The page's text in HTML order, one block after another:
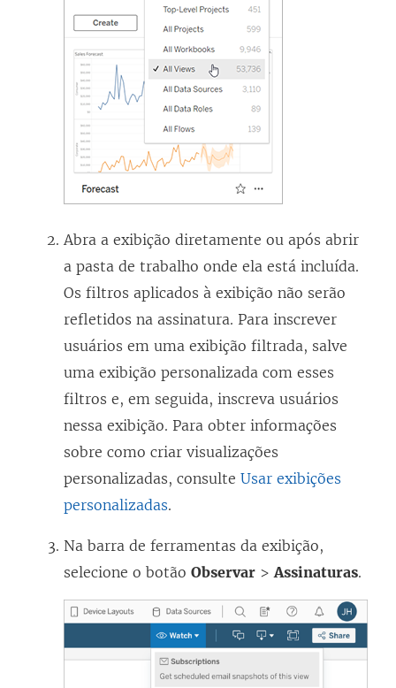
Abra a exibição diretamente ou após abrir
a pasta de trabalho onde ela está incluída.
Os filtros aplicados à exibição não serão
refletidos na assinatura. Para inscrever
usuários em uma exibição filtrada, salve
uma exibição personalizada com esses
filtros e, em seguida, inscreva usuários
nessa exibição. Para obter informações
sobre como criar visualizações
personalizadas, consulte Usar exibições
personalizadas.
Na barra de ferramentas da exibição,
selecione o botão Observar >Assinaturas.